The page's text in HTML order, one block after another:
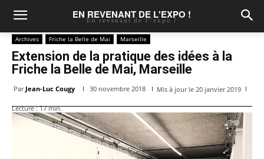
EN REVENANT DE L'EXPO !
En revenant de l\'expo !
Archives Friche la Belle de Mai Marseille
Extension de la pratique des idées à la
Friche la Belle de Mai, Marseille
Par Jean-Luc Cougy 30 novembre 2018 Mis à jour le 20 janvier 2019
Lecture :17min.